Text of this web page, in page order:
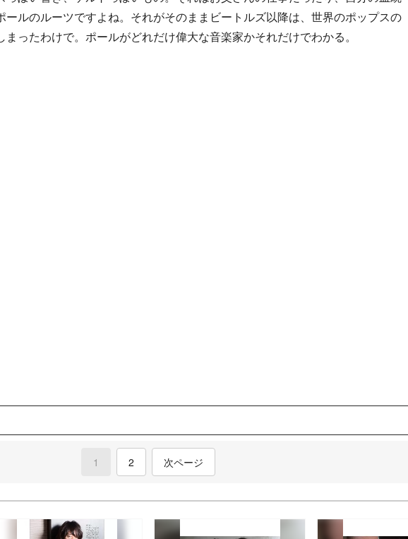
ールのルーツですよね。それがそのままビートルズ以降は、世界のポップスの
まったわけで。ポールがどれだけ偉大な音楽家かそれだけでわかる。
1 (current)
2 次ページ